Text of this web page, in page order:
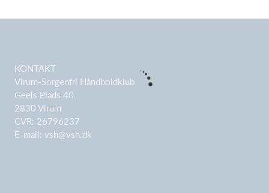
KONTAKT
Virum-Sorgenfri Håndboldklub
Geels Plads 40
2830 Virum
CVR: 26796237
E-mail: vsh@vsh.dk